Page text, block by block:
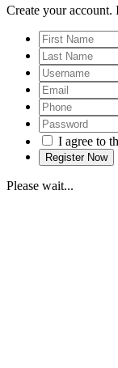
Create your account.
I agree to
Please wait...